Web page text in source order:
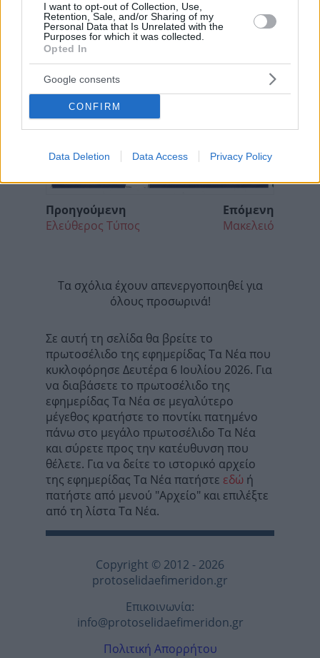
I want to opt-out of Collection, Use,
Retention, Sale, and/or Sharing of my
Personal Data that Is Unrelated with the
Purposes for which it was collected.
Opted In
Google consents
CONFIRM
Data Deletion Data Access Privacy Policy
Προηγούμενη
Ελεύθερος Τύπος
Επόμενη
Μακελειό
Τα σχόλια έχουν απενεργοποιηθεί για
όλους προσωρινά!
Σε αυτή τη σελίδα θα βρείτε το
πρωτοσέλιδο της εφημερίδας Τα Νέα που
κυκλοφόρησε Δευτέρα 6 Ιουλίου 2026. Για
να διαβάσετε το πρωτοσέλιδο της
εφημερίδας Τα Νέα σε μεγαλύτερο
μέγεθος κρατήστε το ποντίκι πατημένο
πάνω στο μεγάλο πρωτοσέλιδο Τα Νέα
και σύρετε προς την κατέυθυνση που
θέλετε. Για να δείτε το ιστορικό αρχείο
της εφημερίδας Τα Νέα πατήστε εδώ ή
πατήστε από μενού "Αρχείο" και επιλέξτε
από τη λίστα Τα Νέα.
Copyright © 2012 - 2026
protoselidaefimeridon.gr
Επικοινωνία:
info@protoselidaefimeridon.gr
Πολιτική Απορρήτου